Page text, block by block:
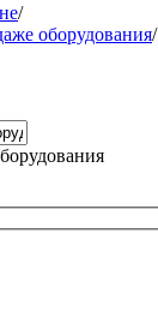
/
оборудования/